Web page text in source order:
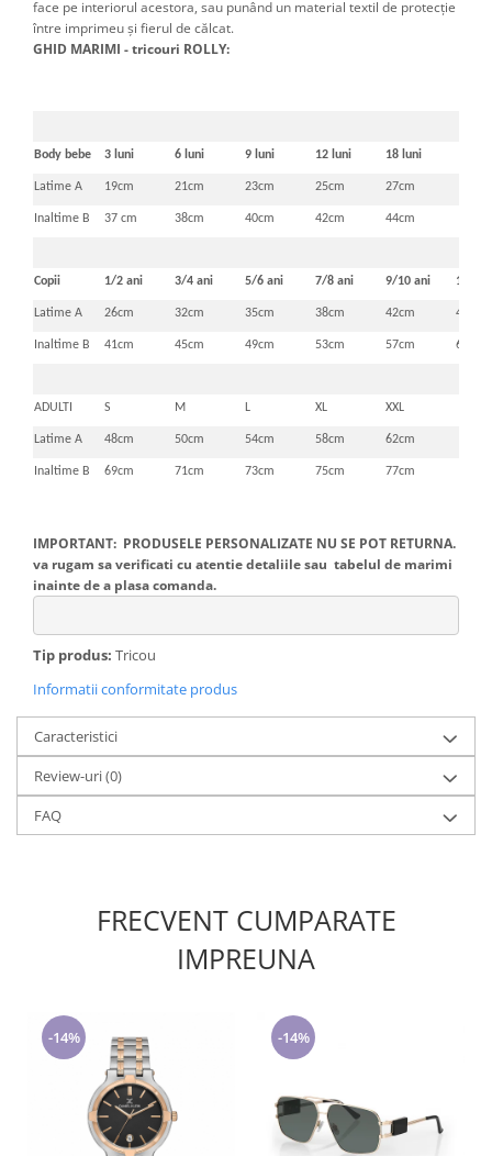
face pe interiorul acestora, sau punând un material textil de protecţie
între imprimeu şi fierul de călcat.
GHID MARIMI - tricouri ROLLY:
Body bebe 3 luni 6 luni 9 luni 12 luni 18 luni
Latime A 19cm 21cm 23cm 25cm 27cm
Inaltime B 37 cm 38cm 40cm 42cm 44cm
Copii 1/2 ani 3/4 ani 5/6 ani 7/8 ani 9/10 ani 11/12
Latime A 26cm 32cm 35cm 38cm 42cm 46cm
Inaltime B 41cm 45cm 49cm 53cm 57cm 61cm
ADULTI S M L XL XXL
Latime A 48cm 50cm 54cm 58cm 62cm
Inaltime B 69cm 71cm 73cm 75cm 77cm
IMPORTANT: PRODUSELE PERSONALIZATE NU SE POT RETURNA.
va rugam sa verificati cu atentie detaliile sau tabelul de marimi
inainte de a plasa comanda.
Tip produs: Tricou
Informatii conformitate produs
Caracteristici
Review-uri(0)
FAQ
FRECVENT CUMPARATE
IMPREUNA
-14% -14%